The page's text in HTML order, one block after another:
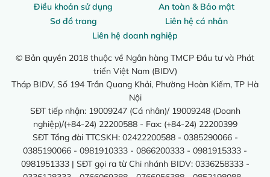
Điều khoản sử dụng
An toàn & Bảo mật
Sơ đồ trang
Liên hệ cá nhân
Liên hệ doanh nghiệp
© Bản quyền 2018 thuộc về Ngân hàng TMCP Đầu tư và Phát
triển Việt Nam (BIDV)
Tháp BIDV, Số 194 Trần Quang Khải, Phường Hoàn Kiếm, TP Hà
Nội
SĐT tiếp nhận: 19009247 (Cá nhân)/ 19009248 (Doanh
nghiệp)/(+84-24) 22200588 - Fax: (+84-24) 22200399
SĐT Tổng đài TTCSKH: 02422200588 - 0385290066 -
0385190066 - 0981910333 - 0866200333 - 0981915333 -
0981951333 | SĐT gọi ra từ Chi nhánh BIDV: 0336258333 -